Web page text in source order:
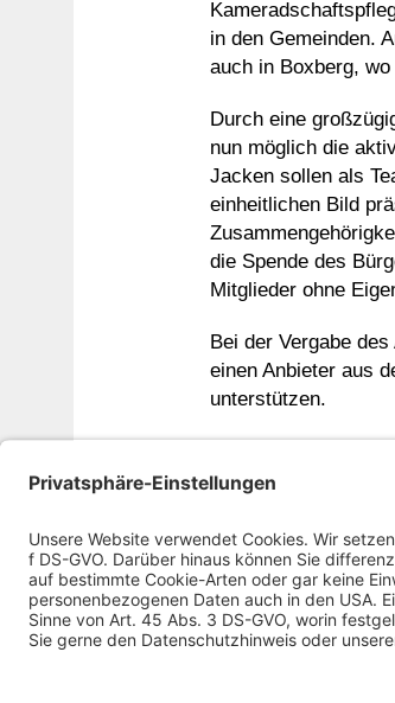
in den Gemeinden.
auch in Boxberg,
Durch eine
nun möglich die
Jacken sollen als
einheitlichen Bild
die Spende des
Mitglieder ohne
Bei der Vergabe
einen Anbieter aus
unterstützen.
Bürgerdienst Lepper